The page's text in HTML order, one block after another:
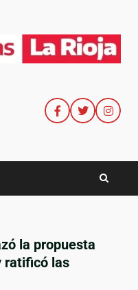
la propuesta
ratificó las